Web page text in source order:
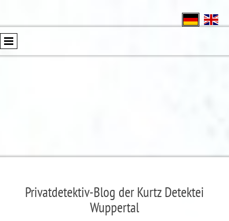
Privatdetektiv-Blog der Kurtz Detektei
Wuppertal